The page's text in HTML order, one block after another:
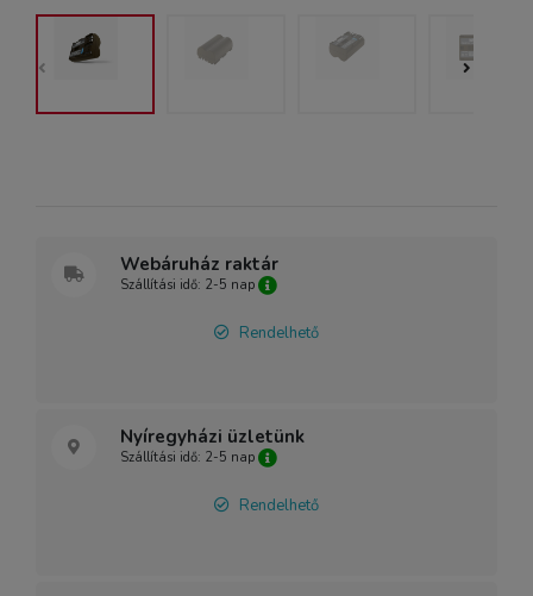
Webáruház raktár
Szállítási idő: 2-5 nap
Rendelhető
Nyíregyházi üzletünk
Szállítási idő: 2-5 nap
Rendelhető